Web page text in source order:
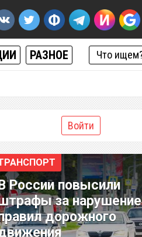
РАЗНОЕ
Войти
России повысили
за нарушение
дорожного